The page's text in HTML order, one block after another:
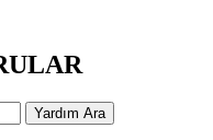
Yardım Ara